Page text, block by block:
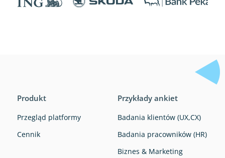
Produkt
Przegląd platformy
Cennik
Przykłady ankiet
Badania klientów (UX,CX)
Badania pracowników (HR)
Biznes & Marketing